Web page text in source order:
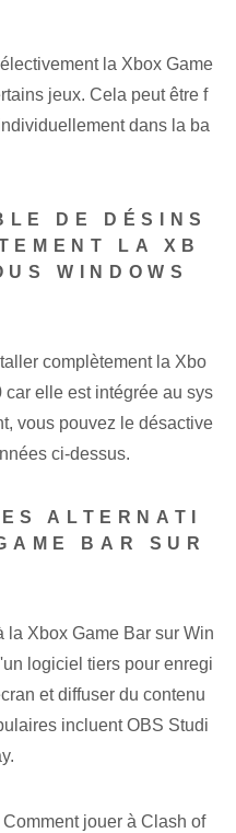
la Xbox Game
jeux. Cela peut être f
dans la ba
DE DÉSINS
LA XB
WINDOWS
complètement la Xbo
elle est intégrée au sys
vous pouvez le désactive
ci-dessus.
ALTERNATI
BAR SUR
la Xbox Game Bar sur Win
logiciel tiers pour enregi
et diffuser du contenu
incluent OBS Studi
jouer à Clash of